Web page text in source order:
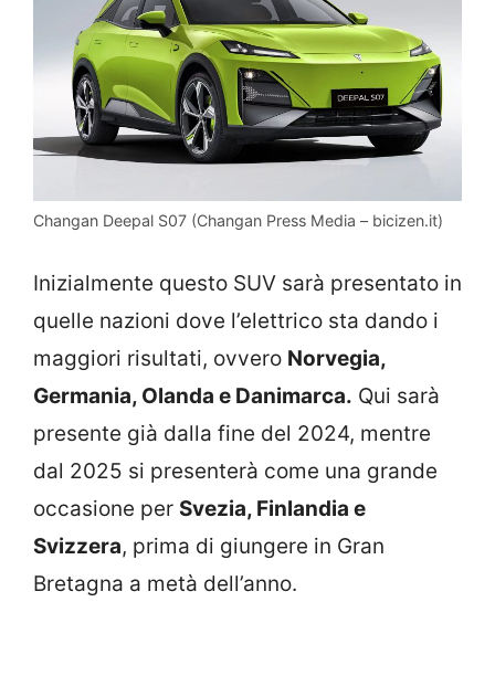
Changan Deepal S07 (Changan Press Media – bicizen.it)
Inizialmente questo SUV sarà presentato in
quelle nazioni dove l’elettrico sta dando i
maggiori risultati, ovvero Norvegia,
Germania, Olanda e Danimarca. Qui sarà
presente già dalla fine del 2024, mentre
dal 2025 si presenterà come una grande
occasione per Svezia, Finlandia e
Svizzera, prima di giungere in Gran
Bretagna a metà dell’anno.